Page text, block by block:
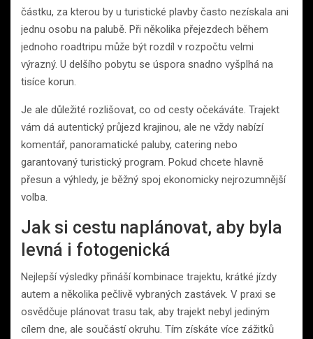
částku, za kterou by u turistické plavby často nezískala ani
jednu osobu na palubě. Při několika přejezdech během
jednoho roadtripu může být rozdíl v rozpočtu velmi
výrazný. U delšího pobytu se úspora snadno vyšplhá na
tisíce korun.
Je ale důležité rozlišovat, co od cesty očekáváte. Trajekt
vám dá autentický průjezd krajinou, ale ne vždy nabízí
komentář, panoramatické paluby, catering nebo
garantovaný turistický program. Pokud chcete hlavně
přesun a výhledy, je běžný spoj ekonomicky nejrozumnější
volba.
Jak si cestu naplánovat, aby byla
levná i fotogenická
Nejlepší výsledky přináší kombinace trajektu, krátké jízdy
autem a několika pečlivě vybraných zastávek. V praxi se
osvědčuje plánovat trasu tak, aby trajekt nebyl jediným
cílem dne, ale součástí okruhu. Tím získáte více zážitků